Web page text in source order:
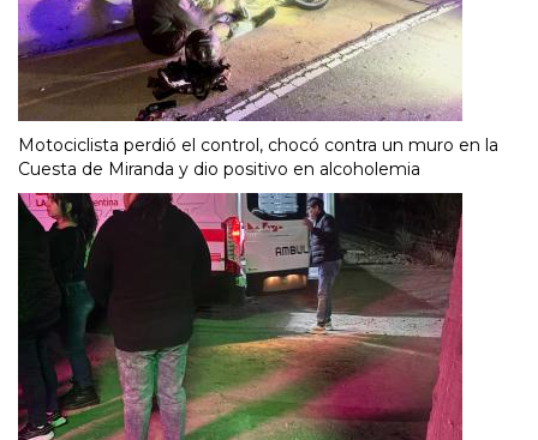
Motociclista perdió el control, chocó contra un muro en la
Cuesta de Miranda y dio positivo en alcoholemia